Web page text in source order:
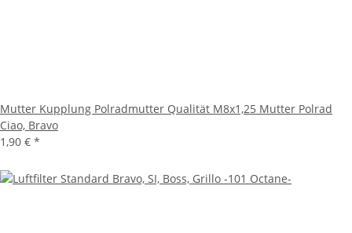
Mutter Kupplung Polradmutter Qualität M8x1,25 Mutter Polrad
Ciao, Bravo
1,90 € *